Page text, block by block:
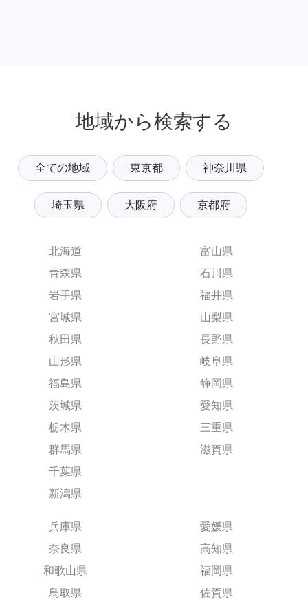
地域から検索する
全ての地域 東京都 神奈川県
埼玉県 大阪府 京都府
北海道
青森県
岩手県
宮城県
秋田県
山形県
福島県
茨城県
栃木県
群馬県
千葉県
新潟県
富山県
石川県
福井県
山梨県
長野県
岐阜県
静岡県
愛知県
三重県
滋賀県
兵庫県
奈良県
和歌山県
鳥取県
愛媛県
高知県
福岡県
佐賀県